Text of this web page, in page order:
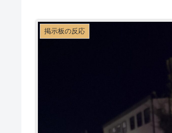
掲示板の反応